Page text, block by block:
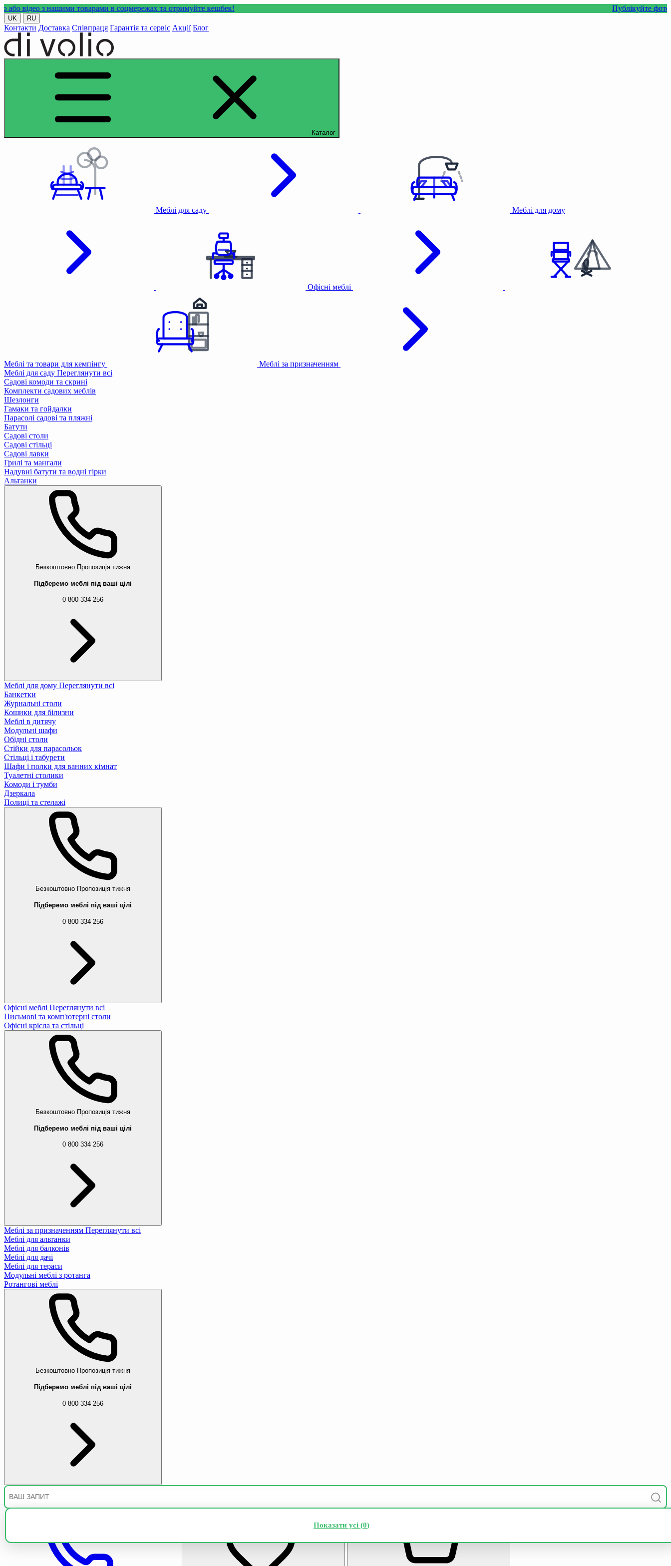
з нашими товарами в соцмережах та отримуйте кешбек! Публікуйте фото або
UK RU
Контакти Доставка Співпраця Гарантія та сервіс Акції Блог
Каталог
Меблі для саду Меблі для дому
Офісні меблі
Меблі та товари для кемпінгу
Меблі за призначенням
Меблі для саду Переглянути всі
Садові комоди та скрині
Комплекти садових меблів
Шезлонги
Гамаки та гойдалки
Парасолі садові та пляжні
Батути
Садові столи
Садові стільці
Садові лавки
Грилі та мангали
Надувні батути та водні гірки
Альтанки
Безкоштовно Пропозиція тижня
Підберемо меблі під ваші цілі
0 800 334 256
Меблі для дому Переглянути всі
Банкетки
Журнальні столи
Кошики для білизни
Меблі в дитячу
Модульні шафи
Обідні столи
Стійки для парасольок
Стільці і табурети
Шафи і полки для ванних кімнат
Туалетні столики
Комоди і тумби
Дзеркала
Полиці та стелажі
Безкоштовно Пропозиція тижня
Підберемо меблі під ваші цілі
0 800 334 256
Офісні меблі Переглянути всі
Письмові та комп'ютерні столи
Офісні крісла та стільці
Безкоштовно Пропозиція тижня
Підберемо меблі під ваші цілі
0 800 334 256
Меблі за призначенням Переглянути всі
Меблі для альтанки
Меблі для балконів
Меблі для дачі
Меблі для тераси
Модульні меблі з ротанга
Ротангові меблі
Безкоштовно Пропозиція тижня
Підберемо меблі під ваші цілі
0 800 334 256
Показати усі (0)